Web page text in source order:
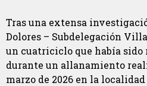
Tras una extensa
Dolores – Subdelegación
un cuatriciclo que había sido
durante un allanamiento
marzo de 2026 en la